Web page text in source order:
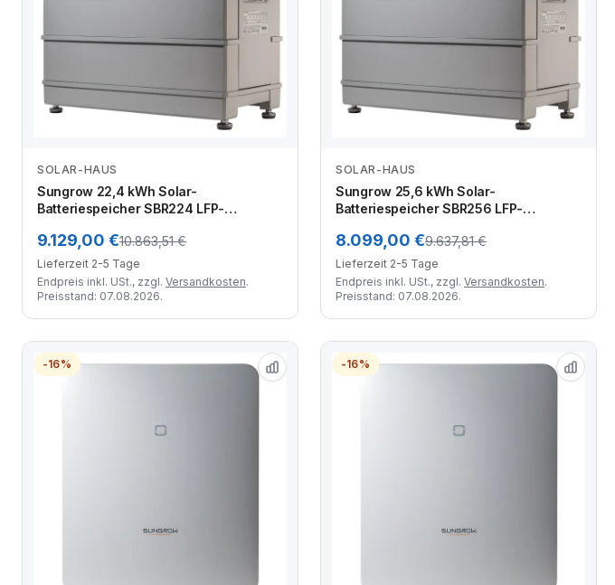
Zum Angebot
SOLAR-HAUS
Sungrow 22,4 kWh Solar-
Batteriespeicher SBR224 LFP-
9.129,00 €10.863,51 €
Lieferzeit 2-5 Tage
Endpreis inkl. USt., zzgl. Versandkosten.
Preisstand: 07.08.2026.
Zum Angebot
SOLAR-HAUS
Sungrow 25,6 kWh Solar-
Batteriespeicher SBR256 LFP-
8.099,00 €9.637,81 €
Lieferzeit 2-5 Tage
Endpreis inkl. USt., zzgl. Versandkosten.
Preisstand: 07.08.2026.
-16% -16%